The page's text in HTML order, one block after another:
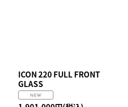
ICON 220 FULL FRONT
GLASS